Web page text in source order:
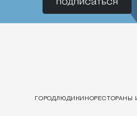
ГОРОДЛЮДИ КИНОРЕСТОРАНЫ